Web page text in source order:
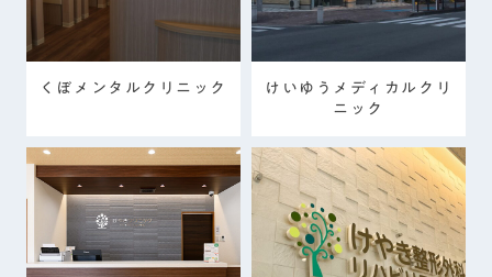
くぼメンタルクリニック
けいゆうメディカルクリ
ニック